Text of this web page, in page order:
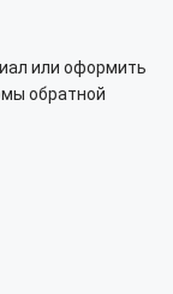
или оформить
обратной